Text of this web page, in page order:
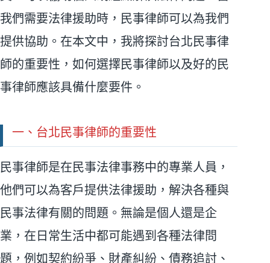
我們需要法律援助時，民事律師可以為我們
提供協助。在本文中，我將探討台北民事律
師的重要性，如何選擇民事律師以及好的民
事律師應該具備什麼要件。
一、台北民事律師的重要性
民事律師是在民事法律事務中的專業人員，
他們可以為客戶提供法律援助，解決各種與
民事法律有關的問題。無論是個人還是企
業，在日常生活中都可能遇到各種法律問
題，例如契約紛爭、財產糾紛、債務追討、